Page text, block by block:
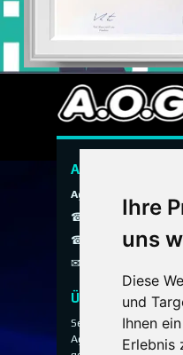
Ihre
uns
Diese
und
Ihnen
Erlebnis
A.O.G.
Agentur ohne
☎ 089 / 299 900
☎ 0800 / 40 200 30
✉
Über uns
Seit 1993 vermittelt
Agentur